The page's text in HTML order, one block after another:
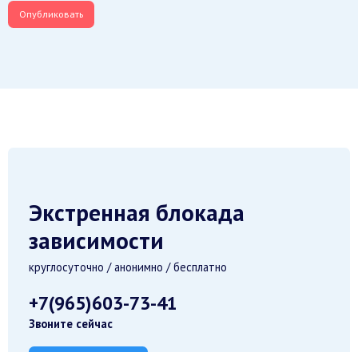
Экстренная блокада
зависимости
круглосуточно / анонимно / бесплатно
+7(965)603-73-41
Звоните сейчас